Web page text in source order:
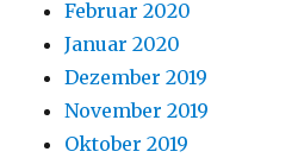
Februar 2020
Januar 2020
Dezember 2019
November 2019
Oktober 2019